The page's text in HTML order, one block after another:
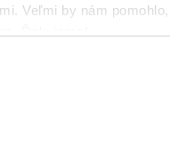
Veľmi by nám
prakticky okamžite! Ak